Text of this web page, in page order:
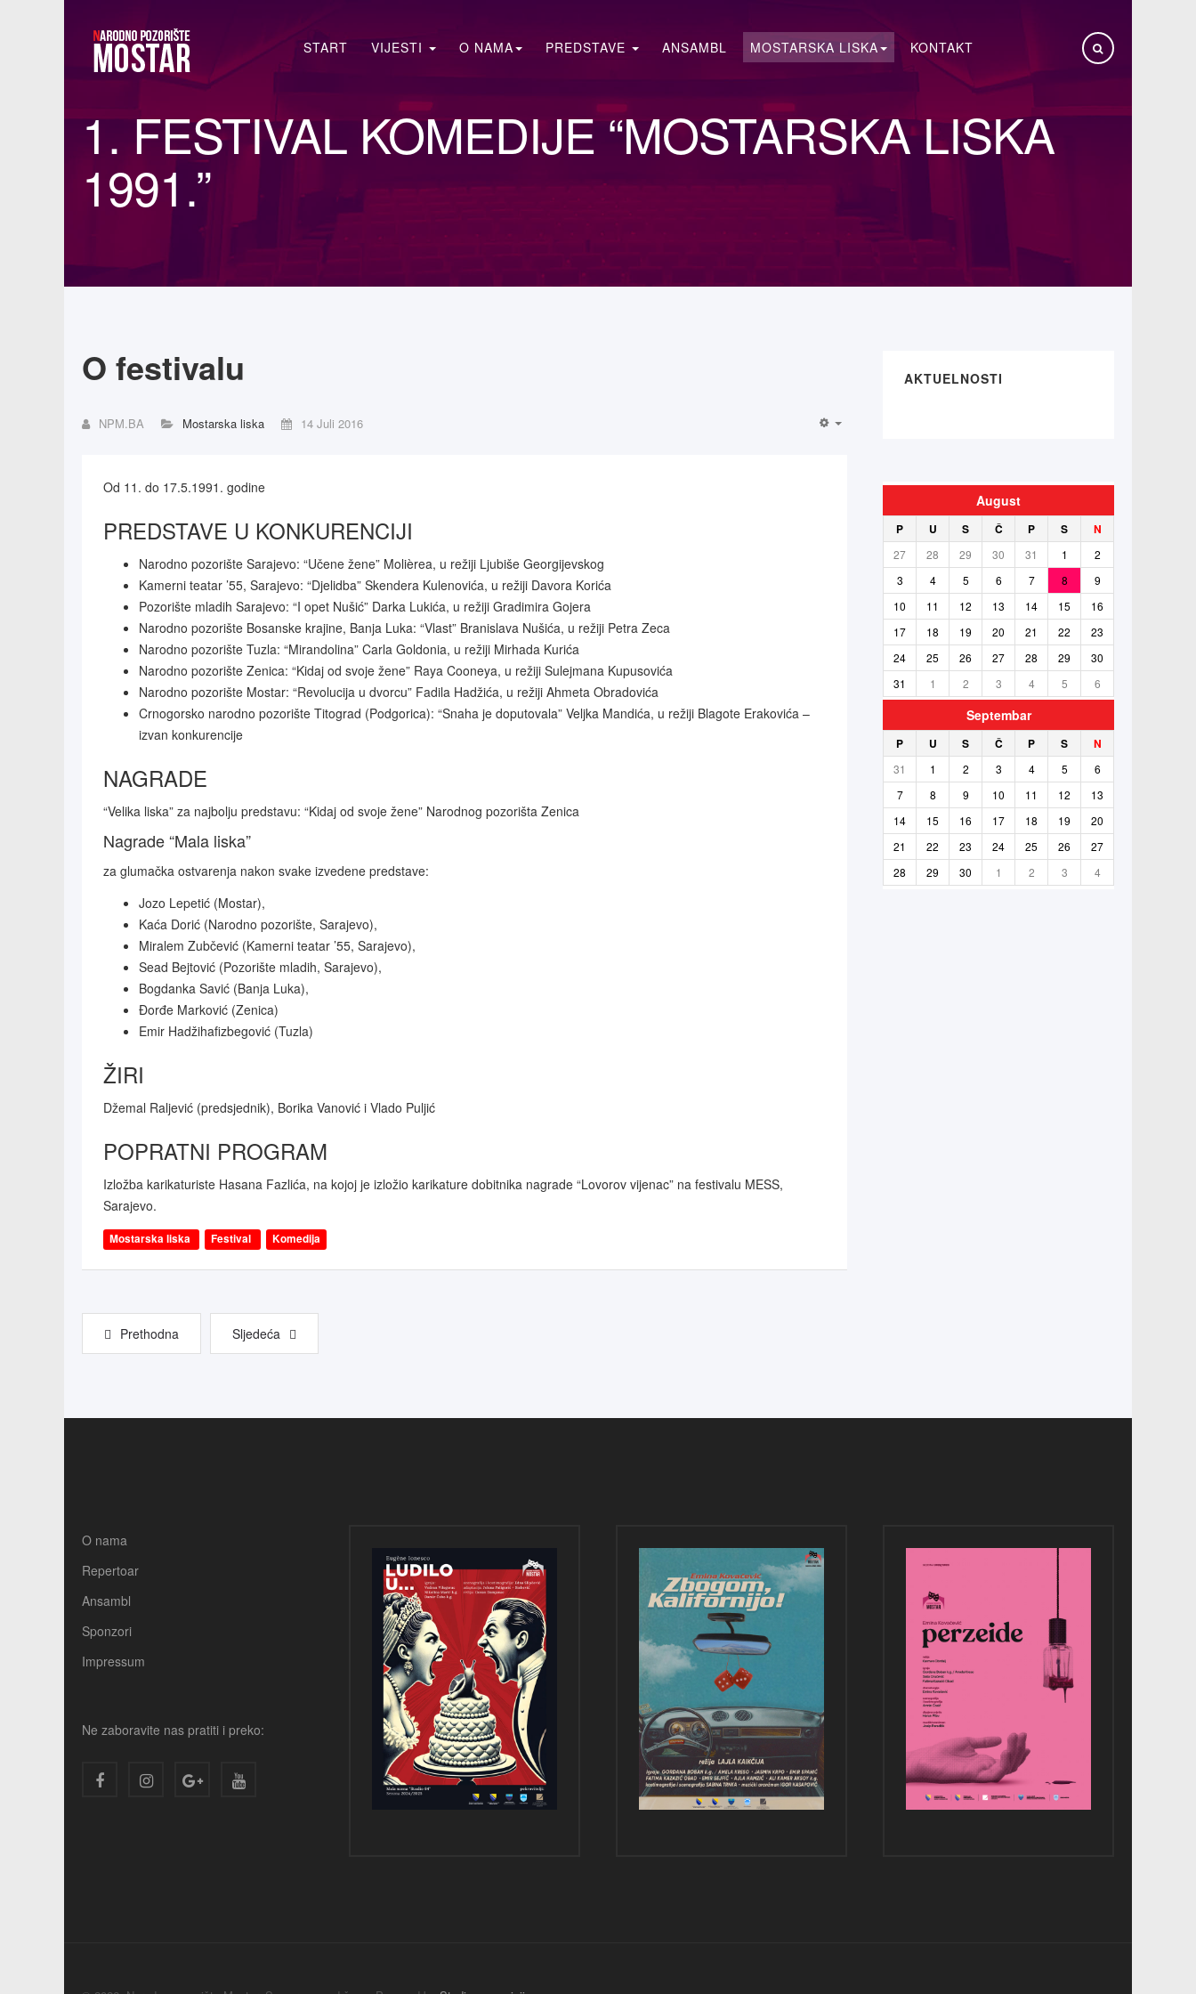
START VIJESTI O NAMA PREDSTAVE ANSAMBL MOSTARSKA LISKA KONTAKT
1. FESTIVAL KOMEDIJE “MOSTARSKA LISKA
1991.”
O festivalu
NPM.BA Mostarska liska 14 Juli 2016
Od 11. do 17.5.1991. godine
PREDSTAVE U KONKURENCIJI
Narodno pozorište Sarajevo: “Učene žene” Molièrea, u režiji Ljubiše Georgijevskog
Kamerni teatar ’55, Sarajevo: “Djelidba” Skendera Kulenovića, u režiji Davora Korića
Pozorište mladih Sarajevo: “I opet Nušić” Darka Lukića, u režiji Gradimira Gojera
Narodno pozorište Bosanske krajine, Banja Luka: “Vlast” Branislava Nušića, u režiji Petra Zeca
Narodno pozorište Tuzla: “Mirandolina” Carla Goldonia, u režiji Mirhada Kurića
Narodno pozorište Zenica: “Kidaj od svoje žene” Raya Cooneya, u režiji Sulejmana Kupusovića
Narodno pozorište Mostar: “Revolucija u dvorcu” Fadila Hadžića, u režiji Ahmeta Obradovića
Crnogorsko narodno pozorište Titograd (Podgorica): “Snaha je doputovala” Veljka Mandića, u režiji Blagote Erakovića –
izvan konkurencije
NAGRADE
“Velika liska” za najbolju predstavu: “Kidaj od svoje žene” Narodnog pozorišta Zenica
Nagrade “Mala liska”
za glumačka ostvarenja nakon svake izvedene predstave:
Jozo Lepetić (Mostar),
Kaća Dorić (Narodno pozorište, Sarajevo),
Miralem Zubčević (Kamerni teatar ’55, Sarajevo),
Sead Bejtović (Pozorište mladih, Sarajevo),
Bogdanka Savić (Banja Luka),
Đorđe Marković (Zenica)
Emir Hadžihafizbegović (Tuzla)
ŽIRI
Džemal Raljević (predsjednik), Borika Vanović i Vlado Puljić
POPRATNI PROGRAM
Izložba karikaturiste Hasana Fazlića, na kojoj je izložio karikature dobitnika nagrade “Lovorov vijenac” na festivalu MESS,
Sarajevo.
Mostarska liska Festival Komedija
Prethodna Sljedeća
AKTUELNOSTI
August
P U S Č P S N
27 28 29 30 31 1
2
3
4 5 6 7 8
9
10
11 12 13 14 15
16
17
18 19 20 21 22
23
24
25 26 27 28 29
30
31
1 2 3 4 5 6
Septembar
P U S Č P S N
31 1 2 3 4 5
6
7
8 9 10 11 12
13
14
15 16 17 18 19
20
21
22 23 24 25 26
27
28
29 30 1 2 3 4
O nama
Repertoar
Ansambl
Sponzori
Impressum
Ne zaboravite nas pratiti i preko: